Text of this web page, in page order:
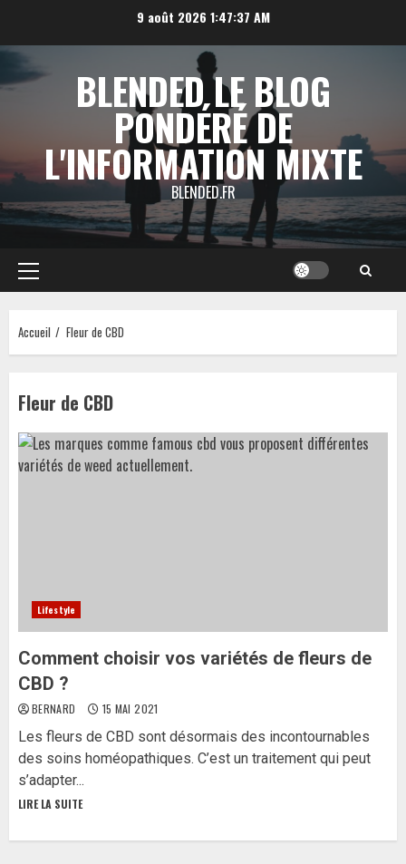
contenu
9 août 2026 1:47:37 AM
BLENDED LE BLOG
PONDÉRÉ DE
L'INFORMATION MIXTE
BLENDED.FR
Menu
principal
Accueil Fleur de CBD
Fleur de CBD
Lifestyle
Comment choisir vos variétés de fleurs de
CBD ?
BERNARD 15 MAI 2021
Les fleurs de CBD sont désormais des incontournables
des soins homéopathiques. C’est un traitement qui peut
s’adapter...
LIRE LA SUITE